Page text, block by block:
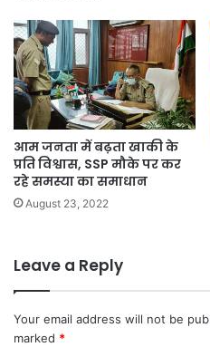
आम जनता में बढ़ता खाकी के
प्रति विश्वास, SSP मौके पर कर
रहे समस्या का समाधान
August 23, 2022
Leave a Reply
Your email address will not be
marked *